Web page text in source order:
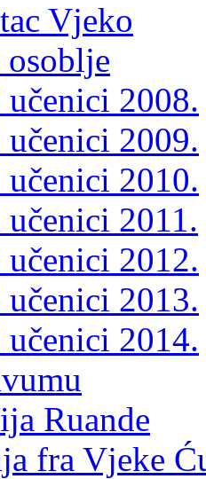
Vjeko
2008.
2009.
2010.
2011.
2012.
2013.
2014.
Ruande
fra Vjeke